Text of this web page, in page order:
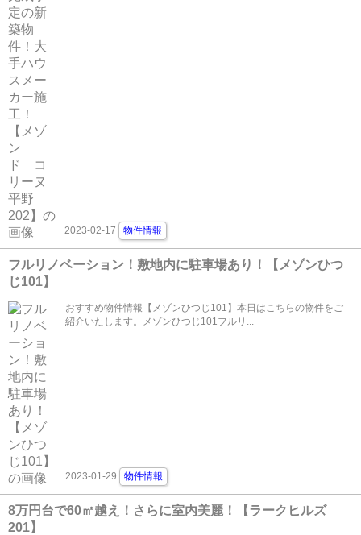
2023-02-17 物件情報
フルリノベーション！敷地内に駐車場あり！【メゾンひつ
じ101】
おすすめ物件情報【メゾンひつじ101】本日はこちらの物件をご
紹介いたします。メゾンひつじ101フルリ...
2023-01-29 物件情報
8万円台で60㎡越え！さらに室内美麗！【ラークヒルズ
201】